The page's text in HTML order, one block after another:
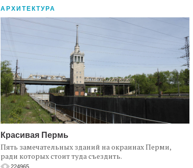
АРХИТЕКТУРА
Красивая Пермь
Пять замечательных зданий на окраинах Перми,
ради которых стоит туда съездить.
224965